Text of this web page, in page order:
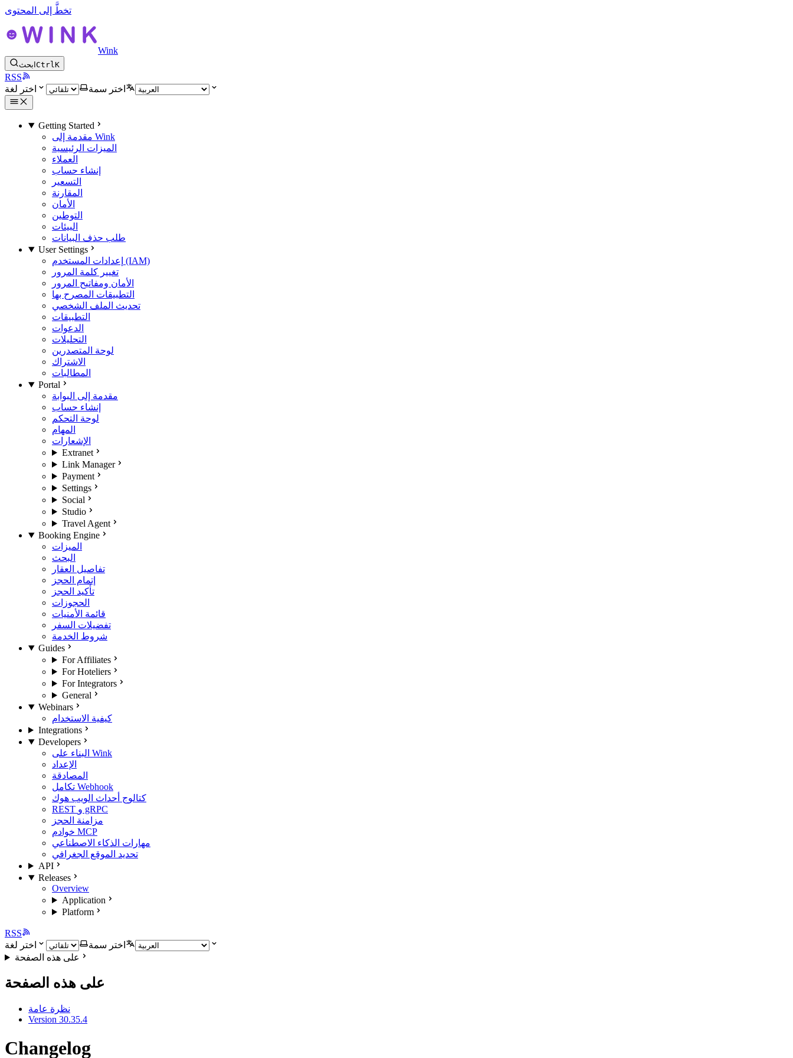
تخطَّ إلى المحتوى
Wink
ابحث CtrlK
RSS
اختر سمة
اختر لغة
Getting Started
مقدمة إلى Wink
الميزات الرئيسية
العملاء
إنشاء حساب
التسعير
المقارنة
الأمان
التوطين
البيئات
طلب حذف البيانات
User Settings
إعدادات المستخدم (IAM)
تغيير كلمة المرور
الأمان ومفاتيح المرور
التطبيقات المصرح بها
تحديث الملف الشخصي
التطبيقات
الدعوات
التحليلات
لوحة المتصدرين
الاشتراك
المطالبات
Portal
مقدمة إلى البوابة
إنشاء حساب
لوحة التحكم
المهام
الإشعارات
Extranet
Link Manager
Payment
Settings
Social
Studio
Travel Agent
Booking Engine
الميزات
البحث
تفاصيل العقار
إتمام الحجز
تأكيد الحجز
الحجوزات
قائمة الأمنيات
تفضيلات السفر
شروط الخدمة
Guides
For Affiliates
For Hoteliers
For Integrators
General
Webinars
كيفية الاستخدام
Integrations
Developers
البناء على Wink
الإعداد
المصادقة
تكامل Webhook
كتالوج أحداث الويب هوك
REST و gRPC
مزامنة الحجز
خوادم MCP
مهارات الذكاء الاصطناعي
تحديد الموقع الجغرافي
API
Releases
Overview
Application
Platform
RSS
اختر سمة
اختر لغة
على هذه الصفحة
على هذه الصفحة
نظرة عامة
Version 30.35.4
Changelog